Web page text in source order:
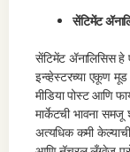
सेंटिमेंट
सेंटिमेंट ॲनालिसिस हे
इन्व्हेस्टरच्या एकूण
मीडिया पोस्ट आणि
मार्केटची भावना समजू
अत्यधिक कमी